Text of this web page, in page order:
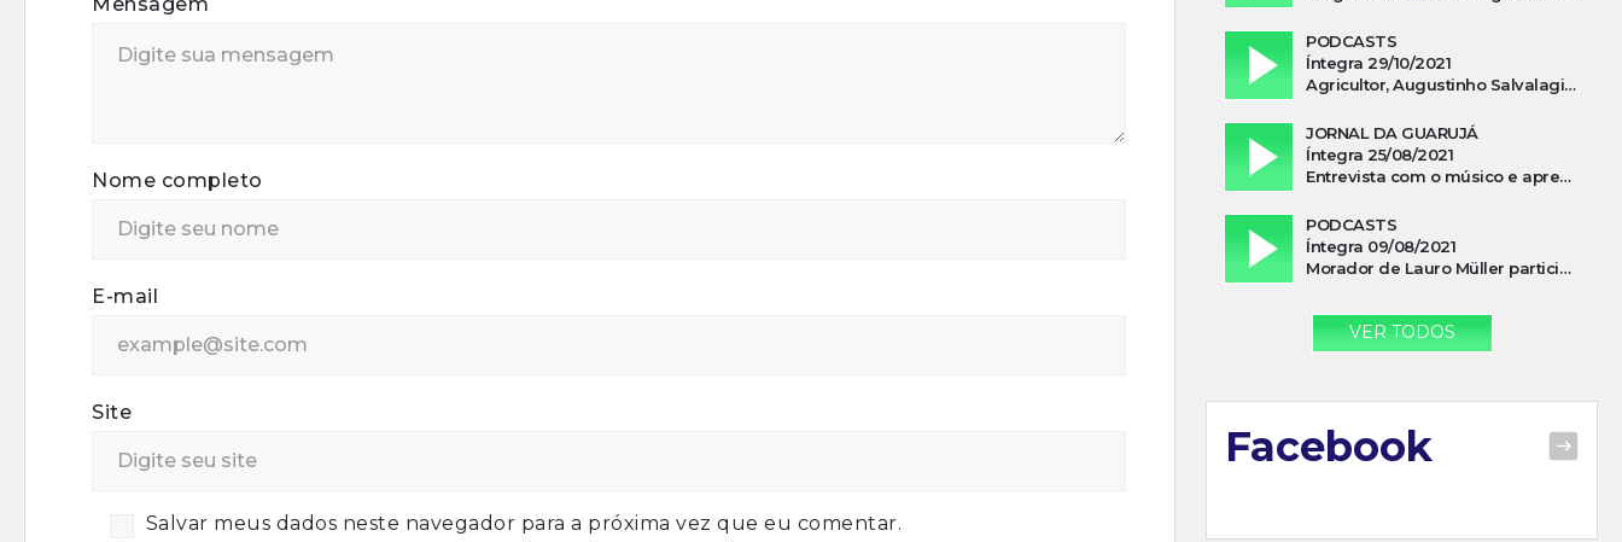
Nome completo
E-mail
Site
Salvar meus dados neste navegador para a próxima vez que eu comentar.
PODCASTS
Íntegra 29/10/2021
Agricultor, Augustinho Salvalagio, relata sobre aparição do Cavaleiro Negro no Rio das Furnas
JORNAL DA GUARUJÁ
Íntegra 25/08/2021
Entrevista com o músico e apresentador, Lismael Ferrareis, no Cidade e Campo
PODCASTS
Íntegra 09/08/2021
Morador de Lauro Müller participa de motociata em apoio a Bolsonaro
VER TODOS
Facebook